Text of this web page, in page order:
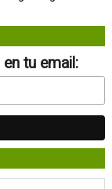
tu email: